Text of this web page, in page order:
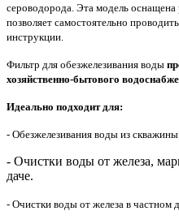
сероводорода . Эта модель
позволяет самостоятельно
инструкции.
Фильтр для обезжелезивания воды
хозяйственно-бытового
Идеально подходит для:
- Обезжелезивания воды из скважины.
- Очистки воды от железа,
даче.
- Очистки воды от железа в частном